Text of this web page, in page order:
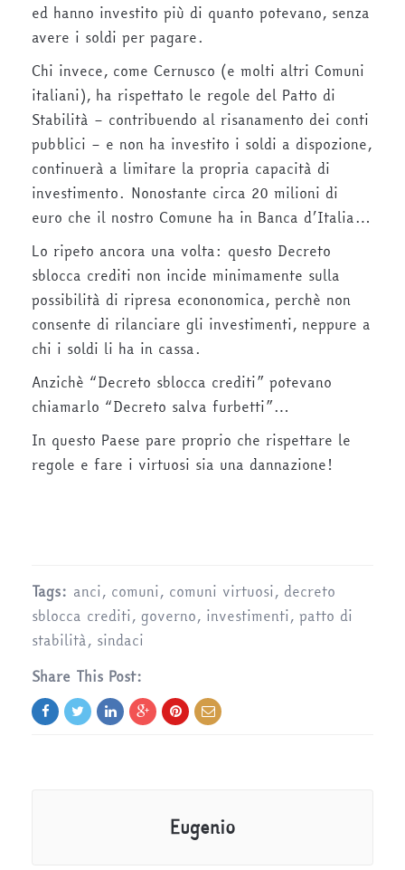
ed hanno investito più di quanto potevano, senza
avere i soldi per pagare.
Chi invece, come Cernusco (e molti altri Comuni
italiani), ha rispettato le regole del Patto di
Stabilità – contribuendo al risanamento dei conti
pubblici – e non ha investito i soldi a dispozione,
continuerà a limitare la propria capacità di
investimento. Nonostante circa 20 milioni di
euro che il nostro Comune ha in Banca d’Italia…
Lo ripeto ancora una volta: questo Decreto
sblocca crediti non incide minimamente sulla
possibilità di ripresa econonomica, perchè non
consente di rilanciare gli investimenti, neppure a
chi i soldi li ha in cassa.
Anzichè “Decreto sblocca crediti” potevano
chiamarlo “Decreto salva furbetti”…
In questo Paese pare proprio che rispettare le
regole e fare i virtuosi sia una dannazione!
Tags: anci, comuni, comuni virtuosi, decreto
sblocca crediti, governo, investimenti, patto di
stabilità, sindaci
Share This Post:
Eugenio